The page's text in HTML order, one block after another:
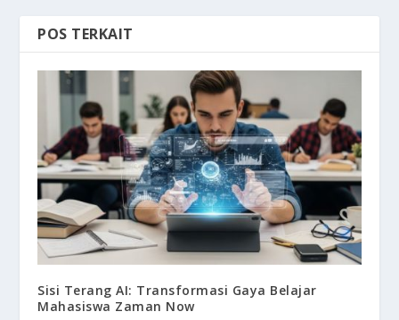
POS TERKAIT
Sisi Terang AI: Transformasi Gaya Belajar
Mahasiswa Zaman Now